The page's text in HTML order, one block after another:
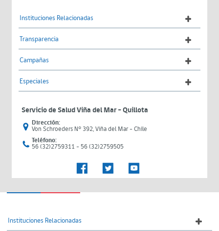
Instituciones Relacionadas
Transparencia
Campañas
Especiales
Servicio de Salud Viña del Mar – Quillota
Dirección:
Von Schroeders N° 392, Viña del Mar - Chile
Teléfono:
56 (32)2759311 - 56 (32)2759505
Instituciones Relacionadas